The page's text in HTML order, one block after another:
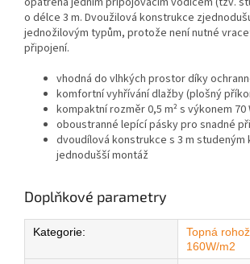
o délce 3 m. Dvoužilová konstrukce
jednožilovým typům, protože není nutné
připojení.
vhodná do vlhkých prostor díky
komfortní vyhřívání dlažby (plošný
kompaktní rozměr 0,5 m² s výkonem 70
oboustranné lepící pásky pro snadné
dvoudílová konstrukce s 3 m studeným
jednodušší montáž
Doplňkové parametry
Kategorie:
Topná
160W/m2